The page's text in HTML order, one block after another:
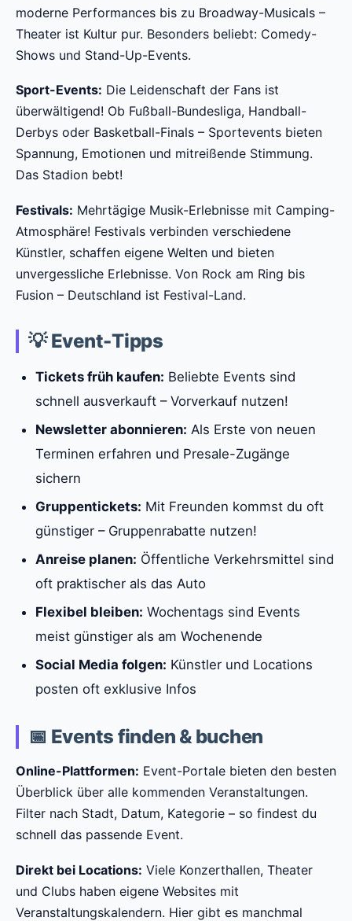
moderne Performances bis zu Broadway-Musicals –
Theater ist Kultur pur. Besonders beliebt: Comedy-
Shows und Stand-Up-Events.
Sport-Events: Die Leidenschaft der Fans ist
überwältigend! Ob Fußball-Bundesliga, Handball-
Derbys oder Basketball-Finals – Sportevents bieten
Spannung, Emotionen und mitreißende Stimmung.
Das Stadion bebt!
Festivals: Mehrtägige Musik-Erlebnisse mit Camping-
Atmosphäre! Festivals verbinden verschiedene
Künstler, schaffen eigene Welten und bieten
unvergessliche Erlebnisse. Von Rock am Ring bis
Fusion – Deutschland ist Festival-Land.
💡 Event-Tipps
Tickets früh kaufen: Beliebte Events sind
schnell ausverkauft – Vorverkauf nutzen!
Newsletter abonnieren: Als Erste von neuen
Terminen erfahren und Presale-Zugänge
sichern
Gruppentickets: Mit Freunden kommst du oft
günstiger – Gruppenrabatte nutzen!
Anreise planen: Öffentliche Verkehrsmittel sind
oft praktischer als das Auto
Flexibel bleiben: Wochentags sind Events
meist günstiger als am Wochenende
Social Media folgen: Künstler und Locations
posten oft exklusive Infos
📅 Events finden & buchen
Online-Plattformen: Event-Portale bieten den besten
Überblick über alle kommenden Veranstaltungen.
Filter nach Stadt, Datum, Kategorie – so findest du
schnell das passende Event.
Direkt bei Locations: Viele Konzerthallen, Theater
und Clubs haben eigene Websites mit
Veranstaltungskalendern. Hier gibt es manchmal